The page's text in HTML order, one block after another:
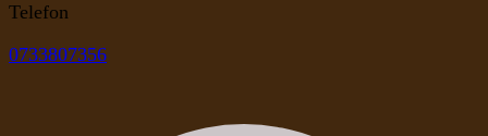
Telefon
0733807356